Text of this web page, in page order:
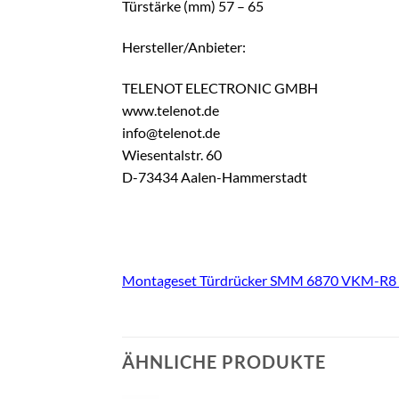
Türstärke (mm) 57 – 65
Hersteller/Anbieter:
TELENOT ELECTRONIC GMBH
www.telenot.de
info@telenot.de
Wiesentalstr. 60
D-73434 Aalen-Hammerstadt
Montageset Türdrücker SMM 6870 VKM-
ÄHNLICHE PRODUKTE